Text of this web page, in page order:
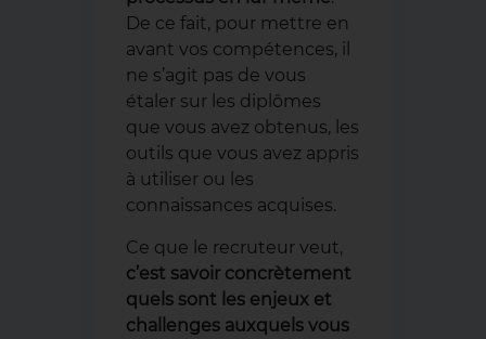
De ce fait, pour mettre en
avant vos compétences, il
ne s’agit pas de vous
étaler sur les diplômes
que vous avez obtenus, les
outils que vous avez appris
à utiliser ou les
connaissances acquises.
Ce que le recruteur veut,
c’est savoir concrètement
quels sont les enjeux et
challenges auxquels vous